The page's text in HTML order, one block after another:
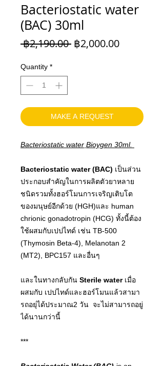
Bacteriostatic water
(BAC) 30ml
฿2,190.00 Regular
฿2,000.00Sale
Quantity *
MAKE A REQUEST
Bacteriostatic water ฺBioygen 30ml.
Bacteriostatic water (BAC) เป็นส่วน
ประกอบสำคัญในการผลิตตัวยาหลาย
ชนิดรวมทั้งฮอร์โมนการเจริญเติบโต
ของมนุษย์อีกด้วย (HGH)และ human
chrionic gonadotropin (HCG) ทั้งนี้ต้อง
ใช้ผสมกับเปปไทด์ เช่น TB-500
(Thymosin Beta-4), Melanotan 2
(MT2), BPC157 และอื่นๆ
และในทางกลับกัน Sterile waterเมื่อ
ผสมกับ เปปไทด์และฮอร์โมนแล้วสามา
รถอยุ่ได้ประมาณ2 วัน จะไม่สามารถอยู่
ได้นานกว่านี้
***